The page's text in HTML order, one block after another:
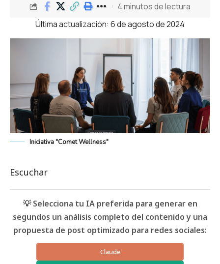
Última actualización: 6 de agosto de 2024
4 minutos de lectura
Iniciativa "Comet Wellness"
Escuchar
💡 Selecciona tu IA preferida para generar en
segundos un análisis completo del contenido y una
propuesta de post optimizado para redes sociales:
Claude